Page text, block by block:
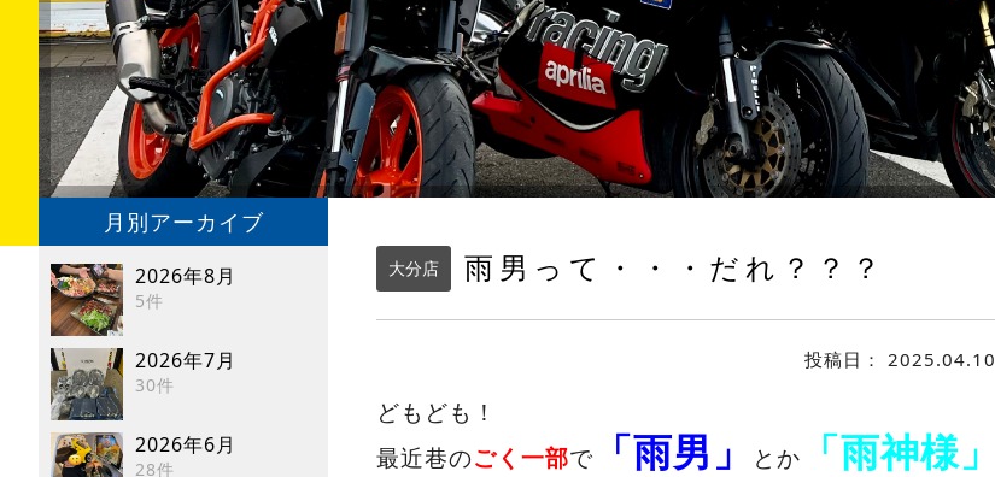
月別アーカイブ
2026年8月
5件
2026年7月
30件
2026年6月
28件
大分店 雨男って・・・だれ？？？
投稿日： 2025.04.10
どもども！
最近巷のごく一部で 「雨男」 とか 「雨神様」